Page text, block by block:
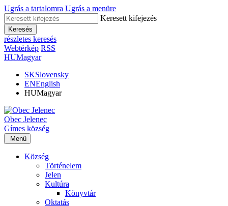
Ugrás a tartalomra Ugrás a menüre
Keresett kifejezés
Keresés
részletes keresés
Webtérkép RSS
HUMagyar
SKSlovensky
ENEnglish
HUMagyar
Obec Jelenec
Gímes község
Menü
Község
Történelem
Jelen
Kultúra
Könyvtár
Oktatás